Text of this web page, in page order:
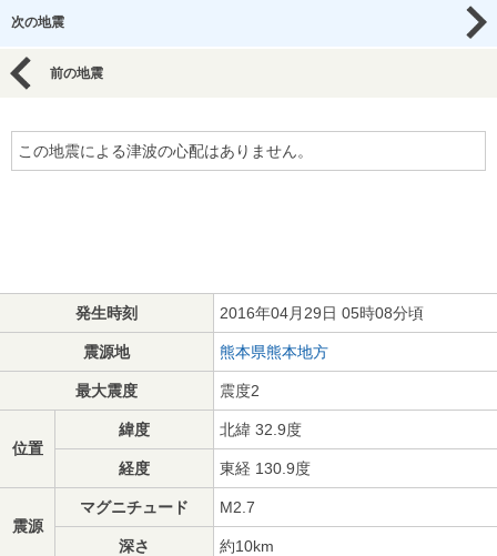
次の地震
前の地震
この地震による津波の心配はありません。
発生時刻 2016年04月29日 05時08分頃
震源地 熊本県熊本地方
最大震度 震度2
位置
緯度 北緯 32.9度
経度 東経 130.9度
震源
マグニチュード M2.7
深さ 約10km